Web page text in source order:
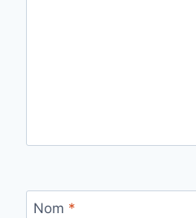
Nom *